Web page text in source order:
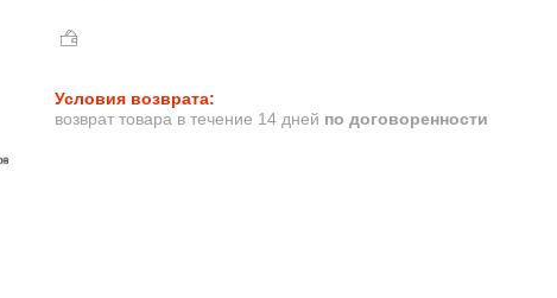
возврат товара в течение 14 дней по договоренности